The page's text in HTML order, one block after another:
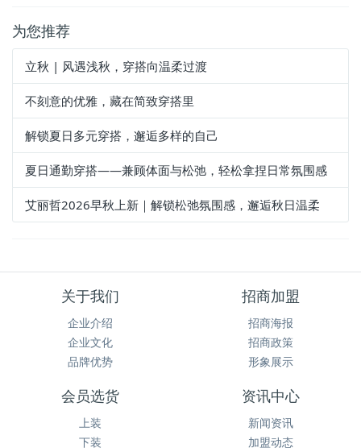
为您推荐
立秋 | 风遇浅秋，穿搭向温柔过渡
不刻意的优雅，藏在简致穿搭里
解锁夏日多元穿搭，邂逅多样的自己
夏日通勤穿搭——兼顾体面与松弛，轻松拿捏日常氛围感
艾丽哲2026早秋上新｜解锁松弛氛围感，邂逅秋日温柔
关于我们
企业介绍
企业文化
品牌优势
招商加盟
招商海报
招商政策
形象展示
会员选货
上装
下装
资讯中心
新闻资讯
加盟动态